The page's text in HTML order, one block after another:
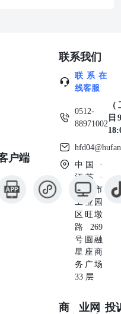
载的资料、意见及推测仅反
判断，本报告所指的期货标的
应作为日后的表现依据。在不
准，采用不同观点和分析方
载资料、意见及推测不一致的
别通知。本公司不保证本报告
时，本公司对本报告所含信息
修改，投资者应当自行关注相
指的研究服务可能不适合个
议，客户应考虑本报告中的
状况。在任何情况下，本报
不构成对任何人的投资建议。
员工或者关联机构不承诺投
享投资收益，也不对任何人因
致的任何直接或间接损失或与
。投资者务必注意，其据此做
本公司员工或者关联机构无
。投资者不应将本报告作为作
亦不应认为本报告可以取代自
本报告版权仅为本公司所
户端
联系我们
联系在
线客服
0512-
88971002
日
中国 ·
江苏 ·
苏州市
工业园
区旺墩
路269
号圆融
星座商
务广场
33 层
商业网 投